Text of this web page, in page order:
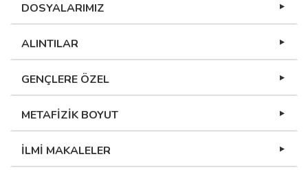
DOSYALARIMIZ
ALINTILAR
GENÇLERE ÖZEL
METAFİZİK BOYUT
İLMİ MAKALELER